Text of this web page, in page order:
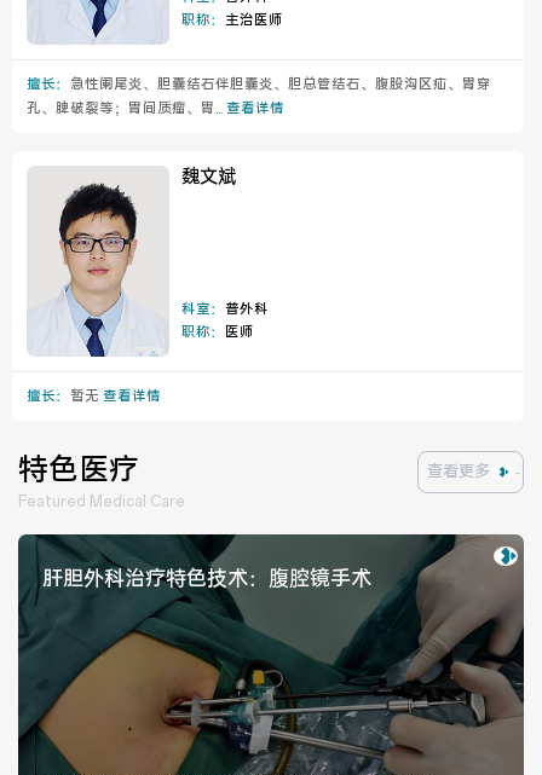
职称：主治医师
擅长： 急性阑尾炎、胆囊结石伴胆囊炎、胆总管结石、腹股沟区疝、胃穿
孔、脾破裂等；胃间质瘤、胃... 查看详情
魏文斌
科室：普外科
职称：
医师
擅长： 暂无 查看详情
特色医疗
Featured Medical Care
查看更多
肝胆外科治疗特色技术：腹腔镜手术